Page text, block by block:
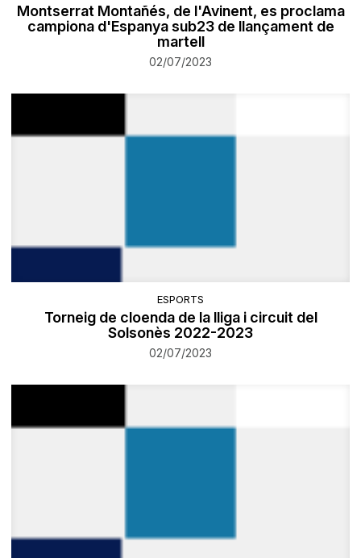
​Montserrat Montañés, de l'Avinent, es proclama
campiona d'Espanya sub23 de llançament de
martell
02/07/2023
ESPORTS
​Torneig de cloenda de la lliga i circuit del
Solsonès 2022-2023
02/07/2023